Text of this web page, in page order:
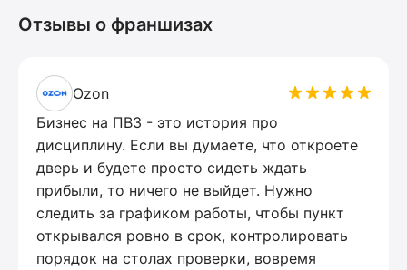
Отзывы о франшизах
Ozon
Бизнес на ПВЗ - это история про
дисциплину. Если вы думаете, что откроете
дверь и будете просто сидеть ждать
прибыли, то ничего не выйдет. Нужно
следить за графиком работы, чтобы пункт
открывался ровно в срок, контролировать
порядок на столах проверки, вовремя